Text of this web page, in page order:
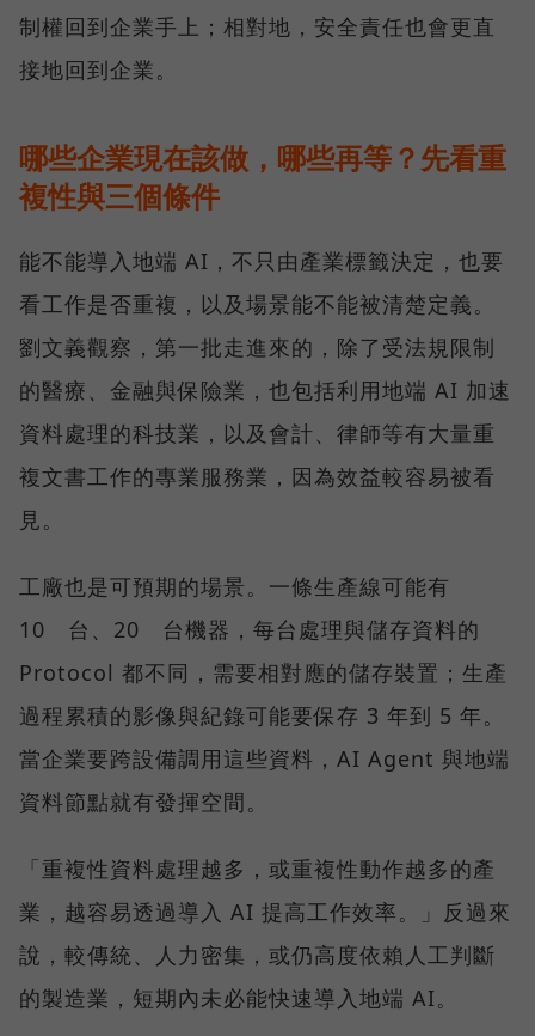
制權回到企業手上；相對地，安全責任也會更直
接地回到企業。
哪些企業現在該做，哪些再等？先看重
複性與三個條件
能不能導入地端 AI，不只由產業標籤決定，也要
看工作是否重複，以及場景能不能被清楚定義。
劉文義觀察，第一批走進來的，除了受法規限制
的醫療、金融與保險業，也包括利用地端 AI 加速
資料處理的科技業，以及會計、律師等有大量重
複文書工作的專業服務業，因為效益較容易被看
見。
工廠也是可預期的場景。一條生產線可能有
10 台、20 台機器，每台處理與儲存資料的
Protocol 都不同，需要相對應的儲存裝置；生產
過程累積的影像與紀錄可能要保存 3 年到 5 年。
當企業要跨設備調用這些資料，AI Agent 與地端
資料節點就有發揮空間。
「重複性資料處理越多，或重複性動作越多的產
業，越容易透過導入 AI 提高工作效率。」反過來
說，較傳統、人力密集，或仍高度依賴人工判斷
的製造業，短期內未必能快速導入地端 AI。